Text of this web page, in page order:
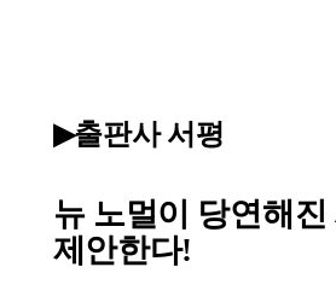
▶출판사 서평
뉴 노멀이 당연해
제안한다!